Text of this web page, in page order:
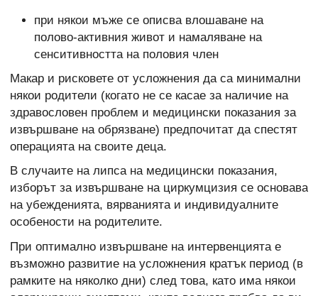
при някои мъже се описва влошаване на
полово-активния живот и намаляване на
сенситивността на половия член
Макар и рисковете от усложнения да са минимални
някои родители (когато не се касае за наличие на
здравословен проблем и медицински показания за
извършване на обрязване) предпочитат да спестят
операцията на своите деца.
В случаите на липса на медицински показания,
изборът за извършване на циркумцизия се основава
на убежденията, вярванията и индивидуалните
особености на родителите.
При оптимално извършване на интервенцията е
възможно развитие на усложнения кратък период (в
рамките на няколко дни) след това, като има някои